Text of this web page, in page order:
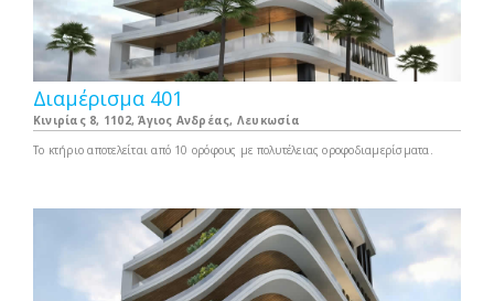
Διαμέρισμα 401
Κινιρίας 8, 1102, Άγιος Ανδρέας, Λευκωσία
Το κτήριο αποτελείται από 10 ορόφους με πολυτέλειας οροφοδιαμερίσματα.